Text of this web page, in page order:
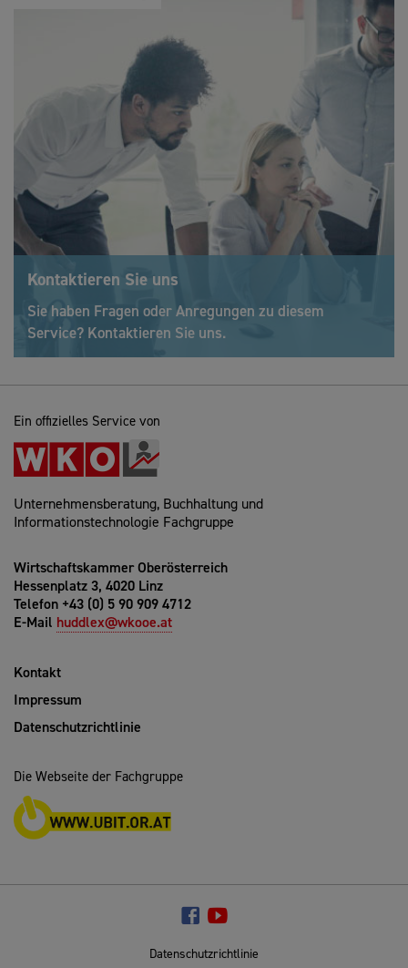
Kontaktieren Sie uns
Sie haben Fragen oder Anregungen zu diesem
Service? Kontaktieren Sie uns.
Ein offizielles Service von
Unternehmensberatung, Buchhaltung und
Informationstechnologie Fachgruppe
Wirtschaftskammer Oberösterreich
Hessenplatz 3, 4020 Linz
Telefon +43 (0) 5 90 909 4712
E-Mail huddlex@wkooe.at
Kontakt
Impressum
Datenschutzrichtlinie
Die Webseite der Fachgruppe
Datenschutzrichtlinie